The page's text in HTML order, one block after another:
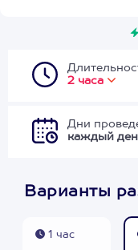
2 часа
Дни
каждый
Варианты
1 час